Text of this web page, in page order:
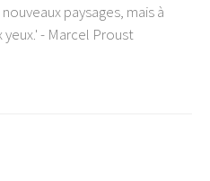
paysages, mais à
yeux.' - Marcel Proust